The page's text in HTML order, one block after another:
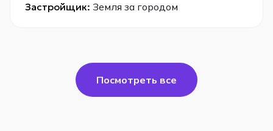
Застройщик: Земля за городом
Посмотреть все